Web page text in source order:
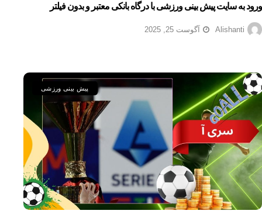
ورود به سایت پیش بینی ورزشی با درگاه بانکی معتبر و بدون فیلتر
Alishanti آگوست 25, 2025
پیش بینی ورزشی